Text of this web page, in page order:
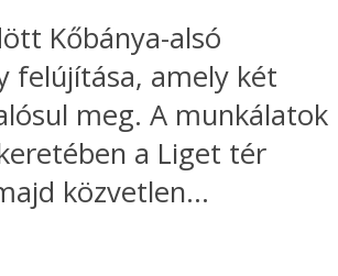
Kőbánya-alsó
felújítása, amely két
meg. A munkálatok
a Liget tér
közvetlen...